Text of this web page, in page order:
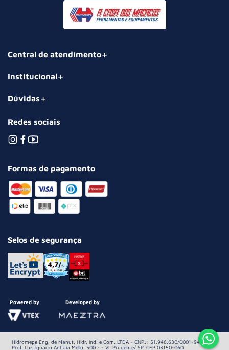
Central de atendimento
Institucional
Dúvidas
Redes sociais
Formas de pagamento
Selos de segurança
Powered by Developed by
Hidromepe Eng. de Manut. Hidr. Ind. e Com. LTDA - CNPJ: 51.946.630/0001-94 Av.
Prof. Luis Ignácio Anhaia Mello, 500 - - Vl. Prudente/ SP, CEP 03150-060